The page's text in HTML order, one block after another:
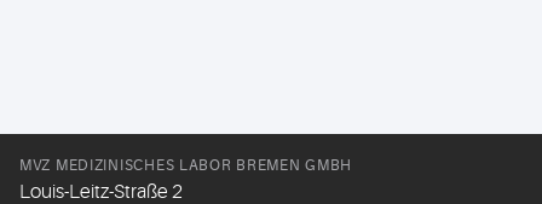
MVZ MEDIZINISCHES LABOR BREMEN GMBH
Louis-Leitz-Straße 2